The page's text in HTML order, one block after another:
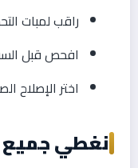
راقب لمبات
افحص قبل
اختر الإصلاح
نغطي جميع